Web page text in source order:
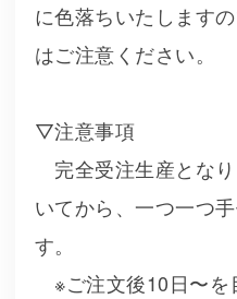
に色落ちいたします
はご注意ください。
▽注意事項
完全受注生産とな
いてから、一つ一つ
す。
※ご注文後10日〜を